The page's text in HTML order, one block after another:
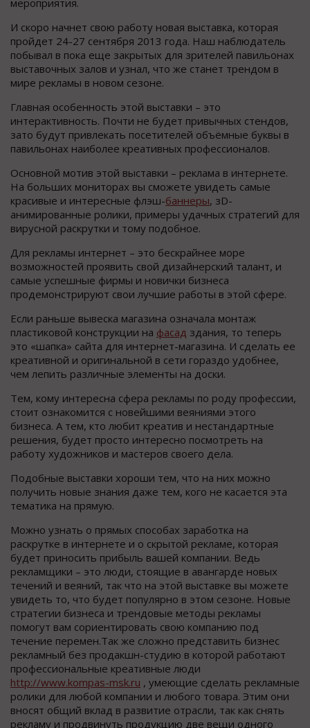
мероприятия.
И скоро начнет свою работу новая выставка, которая
пройдет 24-27 сентября 2013 года. Наш наблюдатель
побывал в пока еще закрытых для зрителей павильонах
выставочных залов и узнал, что же станет трендом в
мире рекламы в новом сезоне.
Главная особенность этой выставки – это
интерактивность. Почти не будет привычных стендов,
зато будут привлекать посетителей объёмные буквы в
павильонах наиболее креативных профессионалов.
Основной мотив этой выставки – реклама в интернете.
На больших мониторах вы сможете увидеть самые
красивые и интересные флэш-баннеры, зD-
анимированные ролики, примеры удачных стратегий для
вирусной раскрутки и тому подобное.
Для рекламы интернет – это бескрайнее море
возможностей проявить свой дизайнерский талант, и
самые успешные фирмы и новички бизнеса
продемонстрируют свои лучшие работы в этой сфере.
Если раньше вывеска магазина означала монтаж
пластиковой конструкции на фасад здания, то теперь
это «шапка» сайта для интернет-магазина. И сделать ее
креативной и оригинальной в сети гораздо удобнее,
чем лепить различные элементы на доски.
Тем, кому интересна сфера рекламы по роду профессии,
стоит ознакомится с новейшими веяниями этого
бизнеса. А тем, кто любит креатив и нестандартные
решения, будет просто интересно посмотреть на
работу художников и мастеров своего дела.
Подобные выставки хороши тем, что на них можно
получить новые знания даже тем, кого не касается эта
тематика на прямую.
Можно узнать о прямых способах заработка на
раскрутке в интернете и о скрытой рекламе, которая
будет приносить прибыль вашей компании. Ведь
рекламщики – это люди, стоящие в авангарде новых
течений и веяний, так что на этой выставке вы можете
увидеть то, что будет популярно в этом сезоне. Новые
стратегии бизнеса и трендовые методы рекламы
помогут вам сориентировать свою компанию под
течение перемен.Так же сложно представить бизнес
рекламный без продакшн-студию в которой работают
профессиональные креативные люди
http://www.kompas-msk.ru , умеющие сделать рекламные
ролики для любой компании и любого товара. Этим они
вносят общий вклад в развитие отрасли, так как снять
рекламу и продвинуть продукцию две вещи одного